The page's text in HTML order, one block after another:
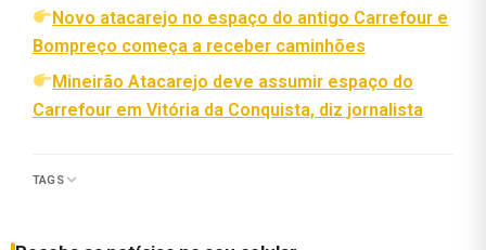
Novo atacarejo no espaço do antigo Carrefour e
Bompreço começa a receber caminhões
Mineirão Atacarejo deve assumir espaço do
Carrefour em Vitória da Conquista, diz jornalista
TAGS